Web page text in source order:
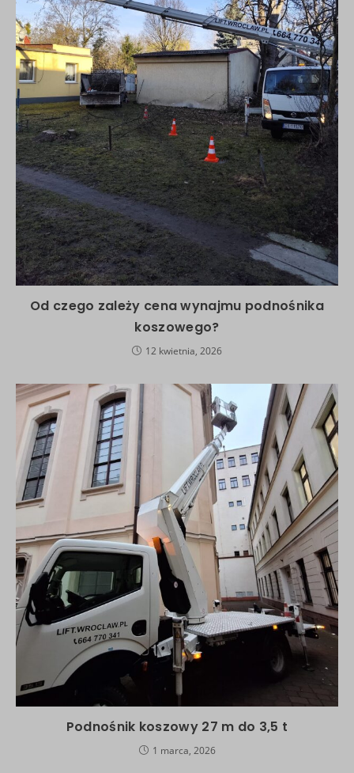
Od czego zależy cena wynajmu podnośnika
koszowego?
12 kwietnia, 2026
Podnośnik koszowy 27 m do 3,5 t
1 marca, 2026